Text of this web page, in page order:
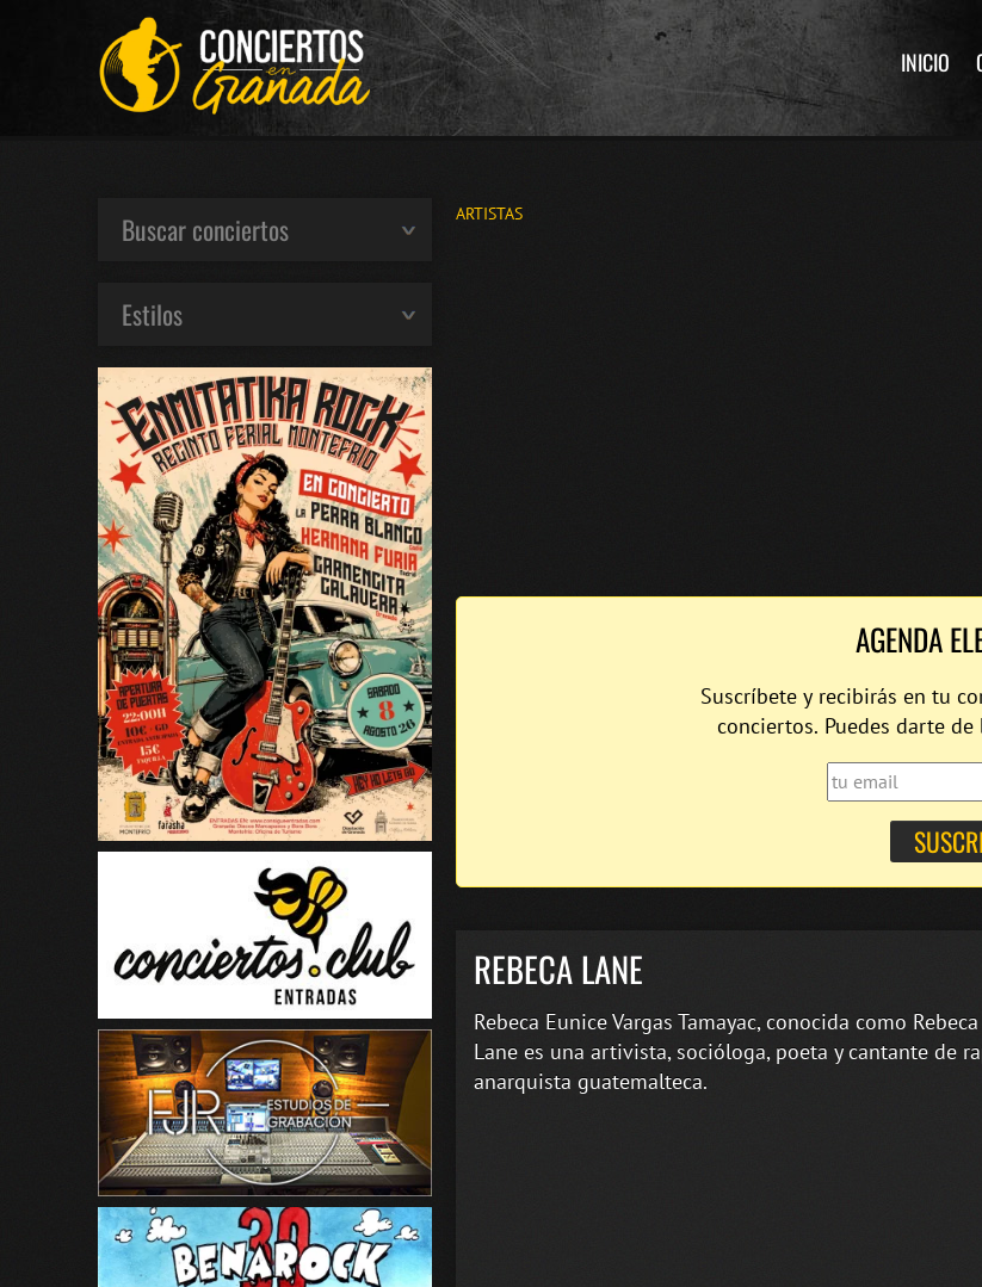
INICIO
ARTISTAS
AGENDA
Suscríbete y recibirás en tu
conciertos. Puedes darte
REBECA LANE
Rebeca Eunice Vargas Tamayac, conocida como
Lane es una artivista, socióloga, poeta y cantante de
anarquista guatemalteca.​
Buscar conciertos
Estilos